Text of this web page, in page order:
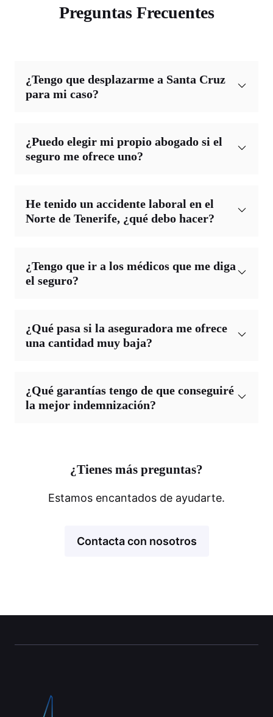
Preguntas Frecuentes
¿Tengo que desplazarme a Santa Cruz
para mi caso?
¿Puedo elegir mi propio abogado si el
seguro me ofrece uno?
He tenido un accidente laboral en el
Norte de Tenerife, ¿qué debo hacer?
¿Tengo que ir a los médicos que me diga
el seguro?
¿Qué pasa si la aseguradora me ofrece
una cantidad muy baja?
¿Qué garantías tengo de que conseguiré
la mejor indemnización?
¿Tienes más preguntas?
Estamos encantados de ayudarte.
Contacta con nosotros